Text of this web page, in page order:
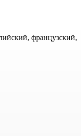
французский,